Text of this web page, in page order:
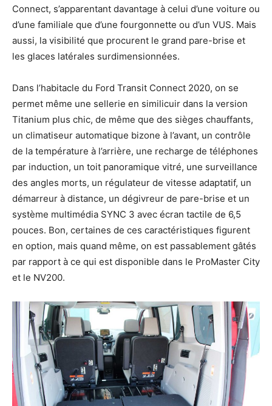
Connect, s’apparentant davantage à celui d’une voiture ou
d’une familiale que d’une fourgonnette ou d’un VUS. Mais
aussi, la visibilité que procurent le grand pare-brise et
les glaces latérales surdimensionnées.
Dans l’habitacle du Ford Transit Connect 2020, on se
permet même une sellerie en similicuir dans la version
Titanium plus chic, de même que des sièges chauffants,
un climatiseur automatique bizone à l’avant, un contrôle
de la température à l’arrière, une recharge de téléphones
par induction, un toit panoramique vitré, une surveillance
des angles morts, un régulateur de vitesse adaptatif, un
démarreur à distance, un dégivreur de pare-brise et un
système multimédia SYNC 3 avec écran tactile de 6,5
pouces. Bon, certaines de ces caractéristiques figurent
en option, mais quand même, on est passablement gâtés
par rapport à ce qui est disponible dans le ProMaster City
et le NV200.